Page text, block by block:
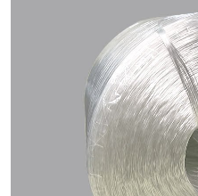
sizing,compatible
unsaturated
polyester,